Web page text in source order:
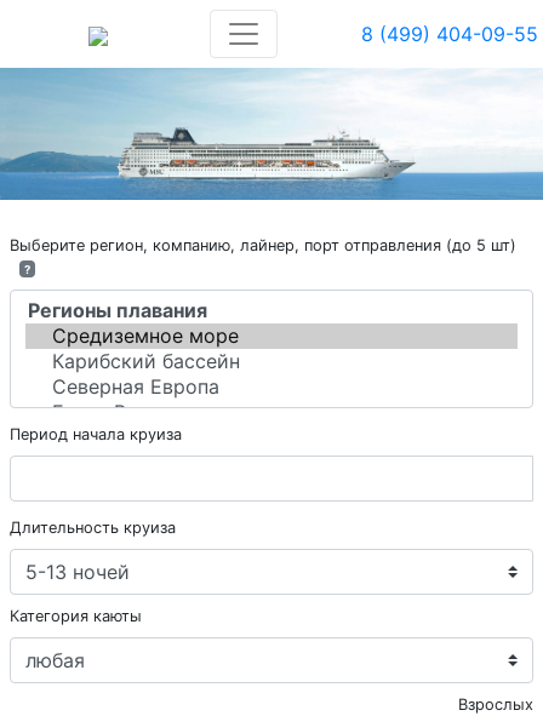
8 (499) 404-09-55
Выберите регион, компанию, лайнер, порт отправления (до 5 шт)
?
Период начала круиза
Длительность круиза
Категория каюты
Взрослых